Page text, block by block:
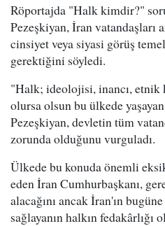
Röportajda "Halk kimdir?"
Pezeşkiyan, İran vatandaşları
cinsiyet veya siyasi görüş
gerektiğini söyledi.
"Halk; ideolojisi, inancı, etnik
olursa olsun bu ülkede
Pezeşkiyan, devletin tüm
zorunda olduğunu vurguladı.
Ülkede bu konuda önemli
eden İran Cumhurbaşkanı,
alacağını ancak İran'ın
sağlayanın halkın fedakârlığı